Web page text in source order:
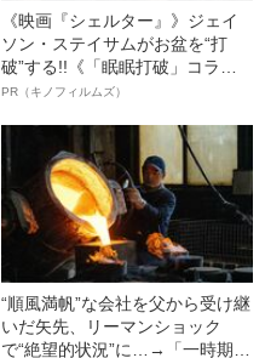
《映画『シェルター』》ジェイ
ソン・ステイサムがお盆を“打
破”する!!《「眠眠打破」コラ
ボ》
PR（キノフィルムズ）
“順風満帆”な会社を父から受け継
いだ矢先、リーマンショック
で“絶望的状況”に…→「一時期は